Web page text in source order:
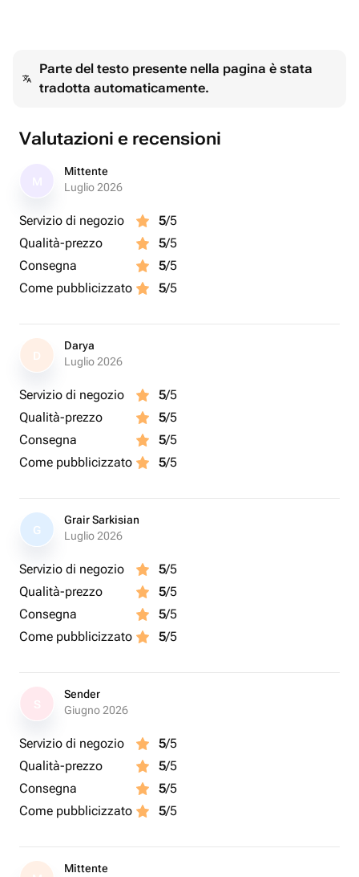
Parte del testo presente nella pagina è stata
tradotta automaticamente.
Valutazioni e recensioni
Mittente
Luglio 2026
Servizio di negozio 5/5
Qualità-prezzo
5/5
Consegna
5/5
Come pubblicizzato
5/5
D
Darya
Luglio 2026
Servizio di negozio 5/5
Qualità-prezzo
5/5
Consegna
5/5
Come pubblicizzato
5/5
G
Grair Sarkisian
Luglio 2026
Servizio di negozio 5/5
Qualità-prezzo
5/5
Consegna
5/5
Come pubblicizzato
5/5
Sender
Giugno 2026
Servizio di negozio 5/5
Qualità-prezzo
5/5
Consegna
5/5
Come pubblicizzato
5/5
Mittente